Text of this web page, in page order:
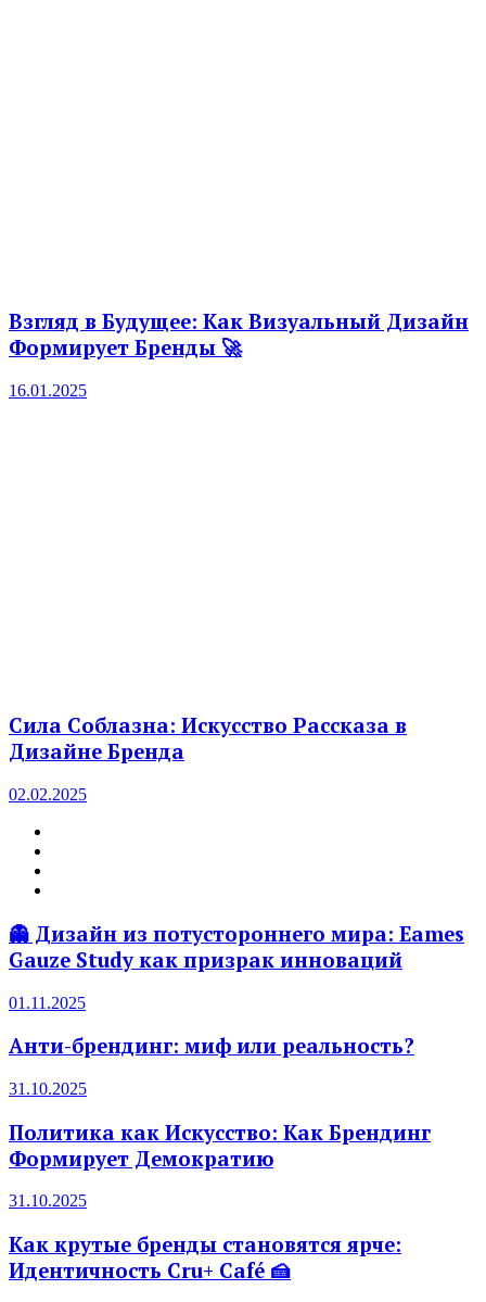
Взгляд в Будущее: Как Визуальный Дизайн
Формирует Бренды 🚀
16.01.2025
Сила Соблазна: Искусство Рассказа в
Дизайне Бренда
02.02.2025
👻 Дизайн из потустороннего мира: Eames
Gauze Study как призрак инноваций
01.11.2025
Анти-брендинг: миф или реальность?
31.10.2025
Политика как Искусство: Как Брендинг
Формирует Демократию
31.10.2025
Как крутые бренды становятся ярче:
Идентичность Cru+ Café 🍰